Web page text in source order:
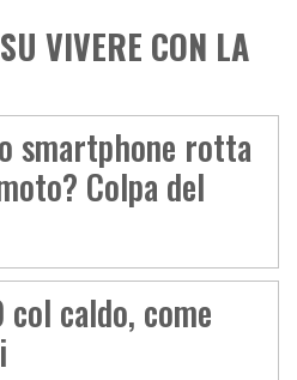
VIVERE CON LA
smartphone rotta
Colpa del
col caldo, come